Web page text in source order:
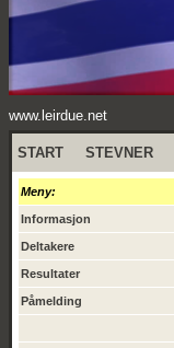
www.leirdue.net
START STEVNER
Meny:
Informasjon
Deltakere
Resultater
Påmelding